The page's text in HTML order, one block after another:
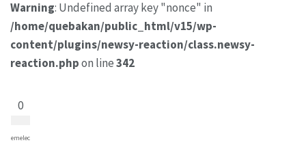
Warning: Undefined array key "nonce" in
/home/quebakan/public_html/v15/wp-
content/plugins/newsy-reaction/class.newsy-
reaction.phpon line342
0
emelec